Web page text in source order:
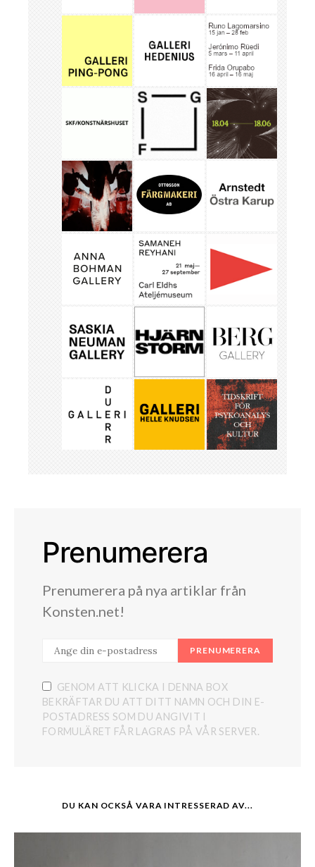
Prenumerera
Prenumerera på nya artiklar från
Konsten.net!
PRENUMERERA
GENOM ATT KLICKA I DENNA BOX
BEKRÄFTAR DU ATT DITT NAMN OCH DIN E-
POSTADRESS SOM DU ANGIVIT I
FORMULÄRET FÅR LAGRAS PÅ VÅR SERVER.
DU KAN OCKSÅ VARA INTRESSERAD AV...